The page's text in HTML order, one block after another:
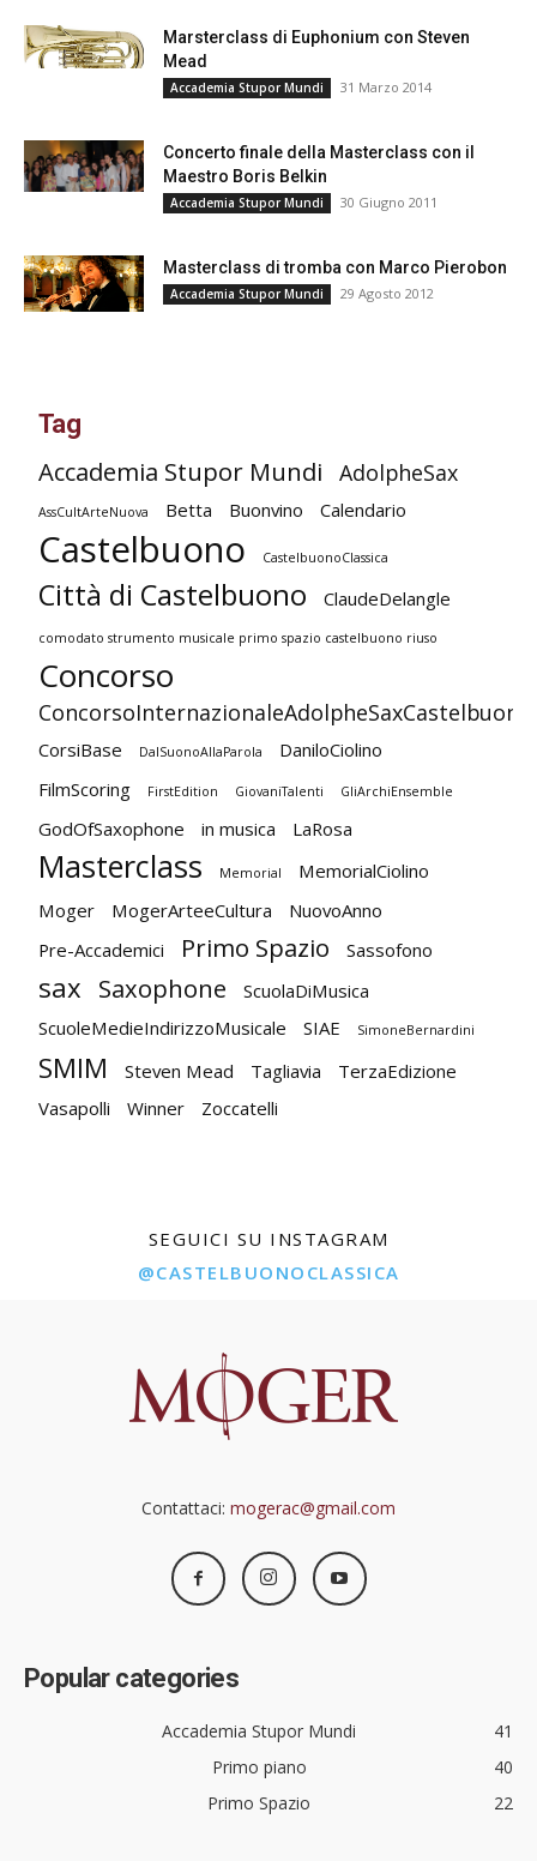
Marsterclass di Euphonium con Steven
Mead
Accademia Stupor Mundi 31 Marzo 2014
Concerto finale della Masterclass con il
Maestro Boris Belkin
Accademia Stupor Mundi 30 Giugno 2011
Masterclass di tromba con Marco Pierobon
Accademia Stupor Mundi 29 Agosto 2012
Tag
Accademia Stupor Mundi AdolpheSax
AssCultArteNuova Betta Buonvino Calendario
Castelbuono CastelbuonoClassica
Città di Castelbuono ClaudeDelangle
comodato strumento musicale primo spazio castelbuono riuso
Concorso
ConcorsoInternazionaleAdolpheSaxCastelbuono
CorsiBase DalSuonoAllaParola
DaniloCiolino
FilmScoring
FirstEdition GiovaniTalenti GliArchiEnsemble
GodOfSaxophone in musica LaRosa
Masterclass Memorial
MemorialCiolino
Moger
MogerArteeCultura
NuovoAnno
Pre-Accademici
Primo Spazio Sassofono
sax Saxophone
ScuolaDiMusica
ScuoleMedieIndirizzoMusicale
SIAE SimoneBernardini
SMIM Steven Mead Tagliavia
TerzaEdizione
Vasapolli
Winner Zoccatelli
SEGUICI SU INSTAGRAM
@CASTELBUONOCLASSICA
Contattaci: mogerac@gmail.com
Popular categories
Accademia Stupor Mundi
41
Primo piano
40
Primo Spazio
22